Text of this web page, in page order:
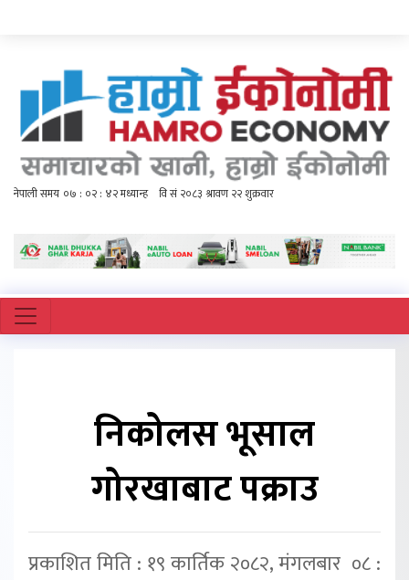
निकोलस भूसाल
गोरखाबाट पक्राउ
प्रकाशित मिति : १९ कार्तिक २०८२, मंगलबार ०८ :